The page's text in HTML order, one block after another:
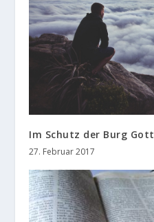
Im Schutz der Burg Gott
27. Februar 2017